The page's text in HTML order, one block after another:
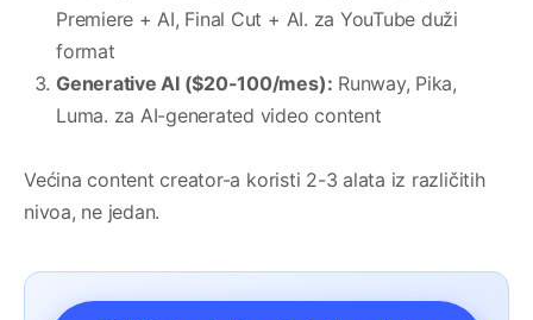
Premiere + AI, Final Cut + AI. za YouTube duži
format
Generative AI ($20-100/mes): Runway, Pika,
Luma. za AI-generated video content
Većina content creator-a koristi 2-3 alata iz različitih
nivoa, ne jedan.